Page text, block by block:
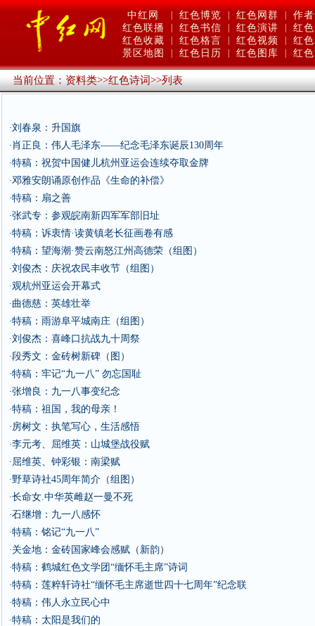
中红网 红色博览 红色网群
作
红色联播
红色书信 红色演讲
红
红色收藏
红色格言 红色视频
红
景区地图
红色日历 红色图库 红
当前位置：资料类>>红色诗词>>列表
·刘春泉：升国旗
·肖正良：伟人毛泽东——纪念毛泽东诞辰130周年
·特稿：祝贺中国健儿杭州亚运会连续夺取金牌
·邓雅安朗诵原创作品《生命的补偿》
·特稿：扇之善
·张武专：参观皖南新四军军部旧址
·特稿：诉衷情·读黄镇老长征画卷有感
·特稿：望海潮·赞云南怒江州高德荣（组图）
·刘俊杰：庆祝农民丰收节（组图）
·观杭州亚运会开幕式
·曲德慈：英雄壮举
·特稿：雨游阜平城南庄（组图）
·刘俊杰：喜峰口抗战九十周祭
·段秀文：金砖树新碑（图）
·特稿：牢记“九一八” 勿忘国耻
·张增良：九一八事变纪念
·特稿：祖国，我的母亲！
·房树文：执笔写心，生活感悟
·李元考、屈维英：山城堡战役赋
·屈维英、钟彩银：南梁赋
·野草诗社45周年简介（组图）
·长命女.中华英雌赵一曼不死
·石继增：九一八感怀
·特稿：铭记“九一八”
·关金地：金砖国家峰会感赋（新韵）
·特稿：鹤城红色文学团“缅怀毛主席”诗词
·特稿：莲粹轩诗社“缅怀毛主席逝世四十七周年”纪念联
·特稿：伟人永立民心中
·特稿：太阳是我们的